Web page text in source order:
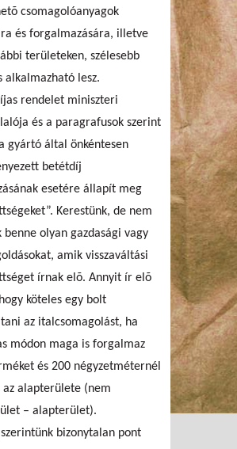
csomagolóanyagok
és forgalmazására, illetve
területeken, szélesebb
alkalmazható lesz.
rendelet miniszteri
és a paragrafusok szerint
gyártó által önkéntesen
betétdíj
esetére állapít meg
Kerestünk, de nem
olyan gazdasági vagy
amik visszaváltási
írnak elõ. Annyit ír elõ
köteles egy bolt
az italcsomagolást, ha
módon maga is forgalmaz
és 200 négyzetméternél
az alapterülete (nem
– alapterület).
szerintünk bizonytalan pont